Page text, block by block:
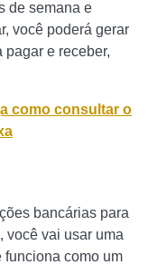
de semana e
você poderá gerar
e receber,
como consultar o
bancárias para
você vai usar uma
funciona como um